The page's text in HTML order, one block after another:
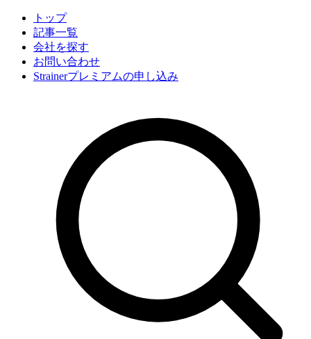
トップ
記事一覧
会社を探す
お問い合わせ
Strainerプレミアムの申し込み